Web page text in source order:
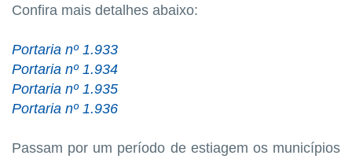
Confira mais detalhes abaixo:
Portaria nº 1.933
Portaria nº 1.934
Portaria nº 1.935
Portaria nº 1.936
Passam por um período de estiagem os municípios